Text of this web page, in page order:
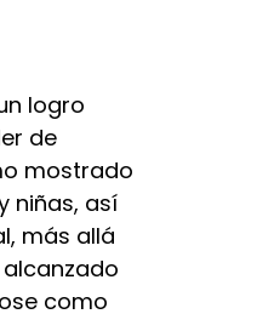
logro
de
mostrado
niñas, así
más allá
como